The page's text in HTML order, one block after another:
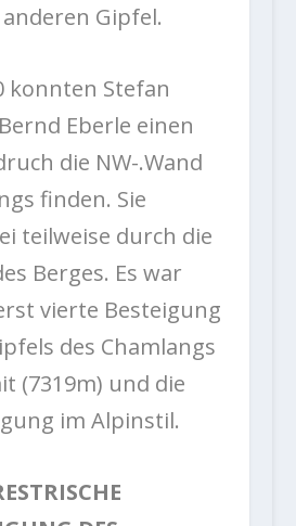
Gipfel.
konnten Stefan
Eberle einen
die NW-.Wand
finden. Sie
teilweise durch die
Berges. Es war
vierte Besteigung
des Chamlangs
(7319m) und die
im Alpinstil.